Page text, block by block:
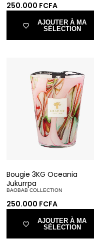
250.000 FCFA
AJOUTER À MA
SÉLECTION
Bougie 3KG Oceania
Jukurrpa
BAOBAB COLLECTION
250.000 FCFA
AJOUTER À MA
SÉLECTION